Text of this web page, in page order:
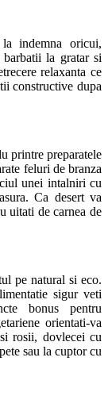
indemna oricui,
la gratar si
relaxanta ce
constructive dupa
printre preparatele
feluri de branza
unei intalniri cu
Ca desert va
uitati de carnea de
pe natural si eco.
sigur veti
bonus pentru
orientati-va
rosii, dovlecei cu
sau la cuptor cu